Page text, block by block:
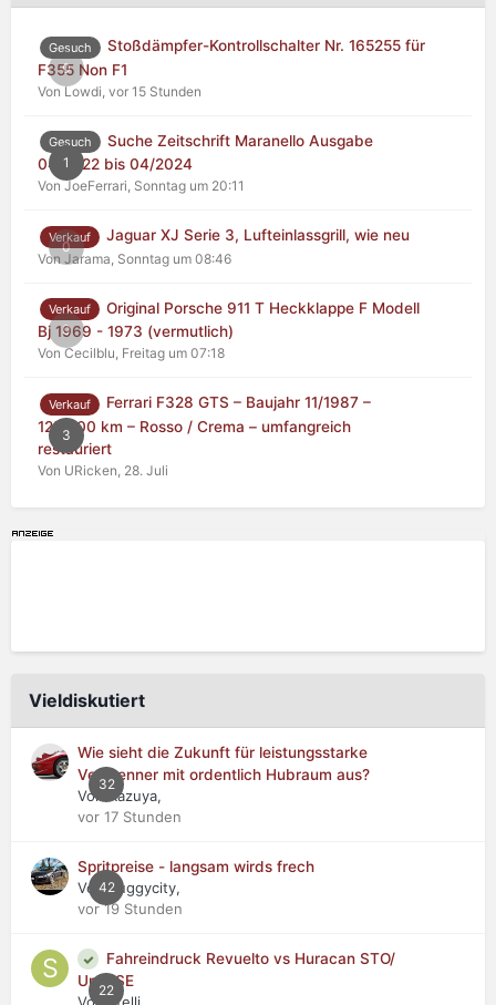
0
Gesuch
Stoßdämpfer-Kontrollschalter Nr. 165255 für
F355 Non F1
Von Lowdi, vor 15 Stunden
1
Gesuch
Suche Zeitschrift Maranello Ausgabe
04/2022 bis 04/2024
Von JoeFerrari, Sonntag um 20:11
0
Verkauf Jaguar XJ Serie 3, Lufteinlassgrill, wie neu
Von Jarama, Sonntag um 08:46
0
Verkauf
Original Porsche 911 T Heckklappe F Modell
Bj 1969 - 1973 (vermutlich)
Von Cecilblu, Freitag um 07:18
3
Verkauf
Ferrari F328 GTS – Baujahr 11/1987 –
125.000 km – Rosso / Crema – umfangreich
restauriert
Von URicken, 28. Juli
Vieldiskutiert
32
Wie sieht die Zukunft für leistungsstarke
Verbrenner mit ordentlich Hubraum aus?
Von Kazuya,
vor 17 Stunden
42
Spritpreise - langsam wirds frech
Von buggycity,
vor 19 Stunden
22
Fahreindruck Revuelto vs Huracan STO/
Urus SE